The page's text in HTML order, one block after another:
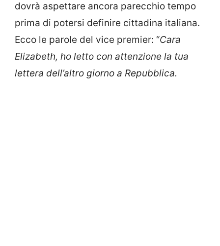
dovrà aspettare ancora parecchio tempo
prima di potersi definire cittadina italiana.
Ecco le parole del vice premier: “Cara
Elizabeth, ho letto con attenzione la tua
lettera dell’altro giorno a Repubblica.